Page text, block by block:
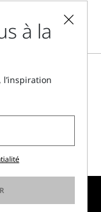
à la
l’inspiration